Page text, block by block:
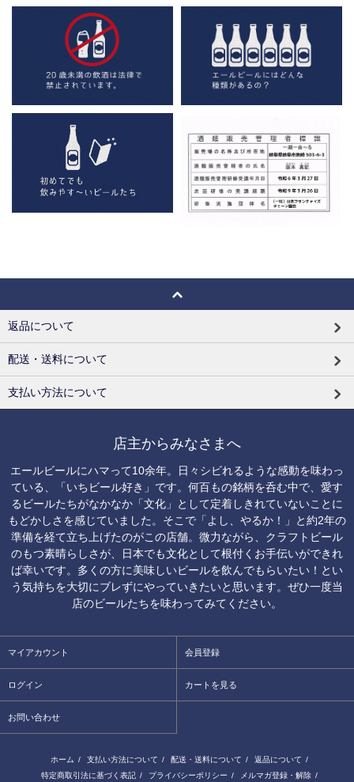
返品について
配送・送料について
支払い方法について
店主からみなさまへ
エールビールにハマって10余年。日々シビれるような感動を味わっ
ている、「いちビール好き」です。何百もの銘柄を呑む中で、愛す
るビールたちがなかなか「文化」として定着しきれていないことに
もどかしさを感じていました。そこで「よし、やるか！」と約2年の
準備を経て立ち上げたのがこの店舗。微力ながら、クラフトビール
のもつ素晴らしさが、日本でも文化として根付くお手伝いができれ
ば幸いです。多くの方に美味しいビールを飲んでもらいたい！とい
う気持ちを大切にブレずにやっていきたいと思います。ぜひ一度当
店のビールたちを味わってみてください。
マイアカウント 会員登録
ログイン カートを見る
お問い合わせ
ホーム / 支払い方法について / 配送・送料について / 返品について /
特定商取引法に基づく表記 / プライバシーポリシー / メルマガ登録・解除 /